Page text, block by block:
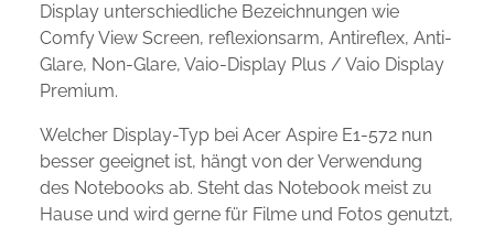
Display unterschiedliche Bezeichnungen wie
Comfy View Screen, reflexionsarm, Antireflex, Anti-
Glare, Non-Glare, Vaio-Display Plus / Vaio Display
Premium.
Welcher Display-Typ bei Acer Aspire E1-572 nun
besser geeignet ist, hängt von der Verwendung
des Notebooks ab. Steht das Notebook meist zu
Hause und wird gerne für Filme und Fotos genutzt,